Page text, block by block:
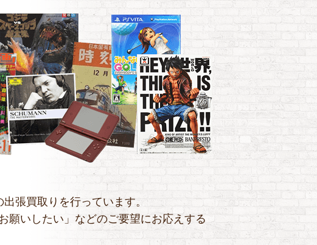
張買取りを行っています。
願いしたい」などのご要望にお応えする